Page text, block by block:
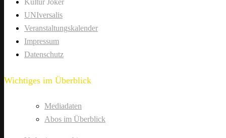
Kultur Joker
UNIversalis
Veranstaltungskalender
Impressum
Datenschutz
Wichtiges im Überblick
Mediadaten
Abos im Überblick